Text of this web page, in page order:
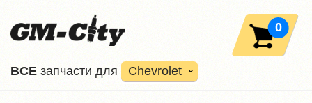
ВCE запчасти для Chevrolet
0